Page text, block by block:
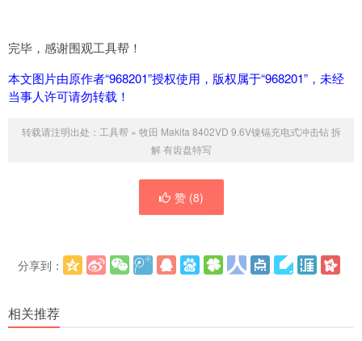
完毕，感谢围观工具帮！
本文图片由原作者“968201”授权使用，版权属于“968201”，未经
当事人许可请勿转载！
转载请注明出处： 工具帮» 牧田 Makita 8402VD 9.6V镍镉充电式冲击钻 拆
解 有齿盘特写
赞 (8)
分享到：
相关推荐